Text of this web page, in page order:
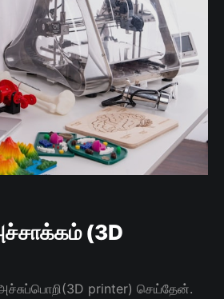
(3D
printer) செய்தேன்.